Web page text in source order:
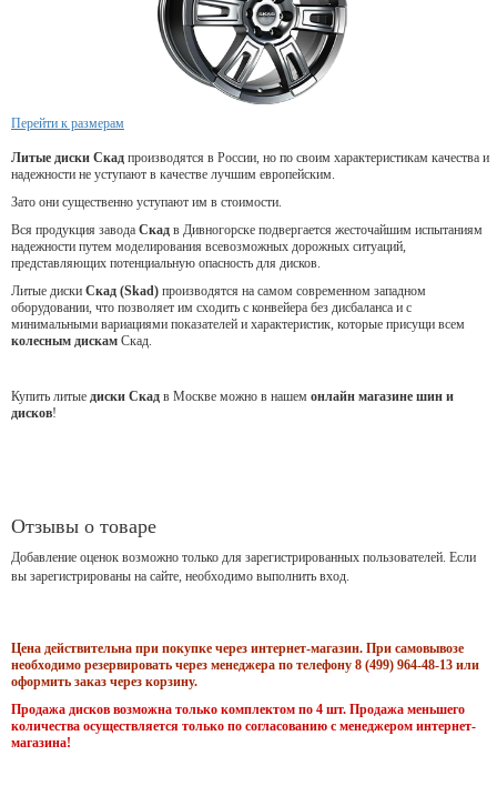
Перейти к размерам
Литые диски Скад производятся в России, но по своим характеристикам качества и
надежности не уступают в качестве лучшим европейским.
Зато они существенно уступают им в стоимости.
Вся продукция завода Скад в Дивногорске подвергается жесточайшим испытаниям
надежности путем моделирования всевозможных дорожных ситуаций,
представляющих потенциальную опасность для дисков.
Литые диски Скад (Skad) производятся на самом современном западном
оборудовании, что позволяет им сходить с конвейера без дисбаланса и с
минимальными вариациями показателей и характеристик, которые присущи всем
колесным дискам Скад.
Купить литые диски Скад в Москве можно в нашем онлайн магазине шин и
дисков!
Отзывы о товаре
Добавление оценок возможно только для зарегистрированных пользователей. Если
вы зарегистрированы на сайте, необходимо выполнить вход.
Цена действительна при покупке через интернет-магазин. При самовывозе
необходимо резервировать через менеджера по телефону 8 (499) 964-48-13 или
оформить заказ через корзину.
Продажа дисков возможна только комплектом по 4 шт. Продажа меньшего
количества осуществляется только по согласованию с менеджером интернет-
магазина!